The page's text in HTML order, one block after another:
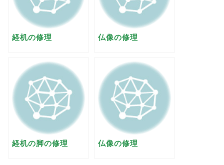
経机の修理 仏像の修理
経机の脚の修理 仏像の修理